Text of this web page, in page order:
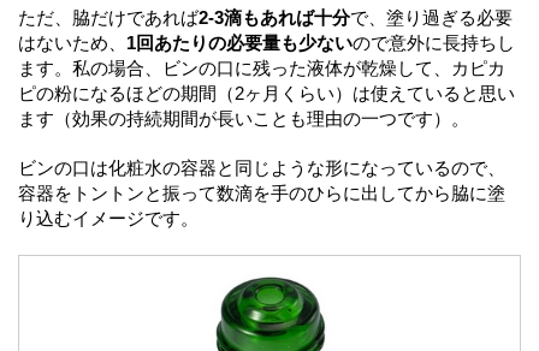
ただ、脇だけであれば2-3滴もあれば十分で、塗り過ぎる必要
はないため、 1回あたりの必要量も少ないので意外に長持ちし
ます。私の場合、ビンの口に残った液体が乾燥して、カピカ
ピの粉になるほどの期間（2ヶ月くらい）は使えていると思い
ます（効果の持続期間が長いことも理由の一つです）。
ビンの口は化粧水の容器と同じような形になっているので、
容器をトントンと振って数滴を手のひらに出してから脇に塗
り込むイメージです。